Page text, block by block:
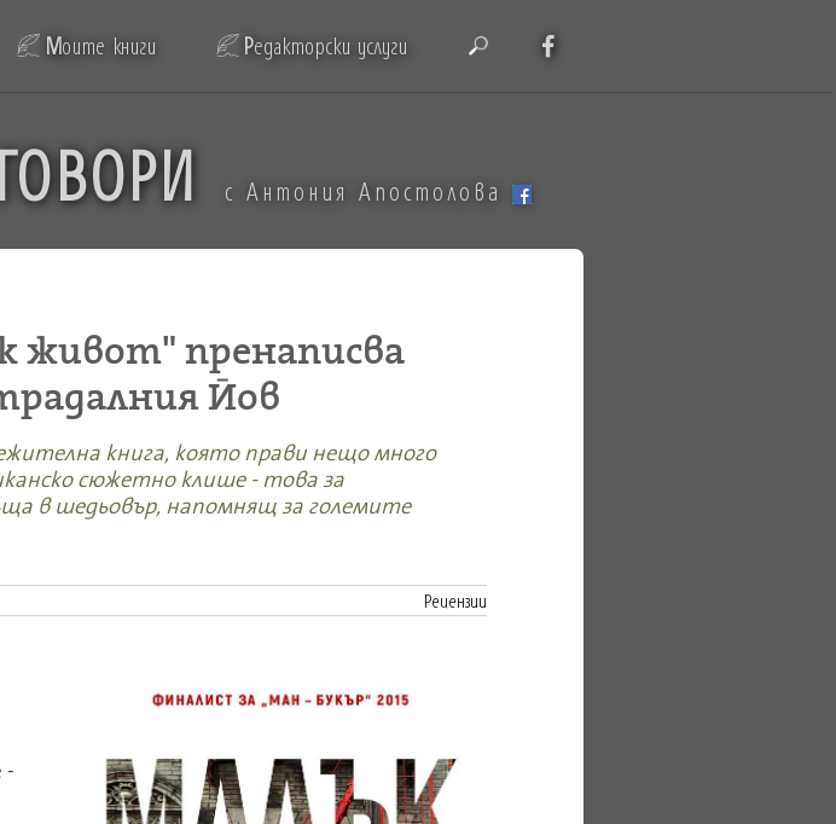
Моите книги Редакторски услуги
с Антония Апостолова
пренаписва
Йов
книга, която прави нещо много
сюжетно клише - това за
в шедьовър, напомнящ за големите
Рецензии
-